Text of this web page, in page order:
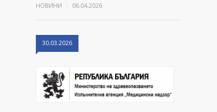
НОВИНИ 06.04.2026
30.03.2026